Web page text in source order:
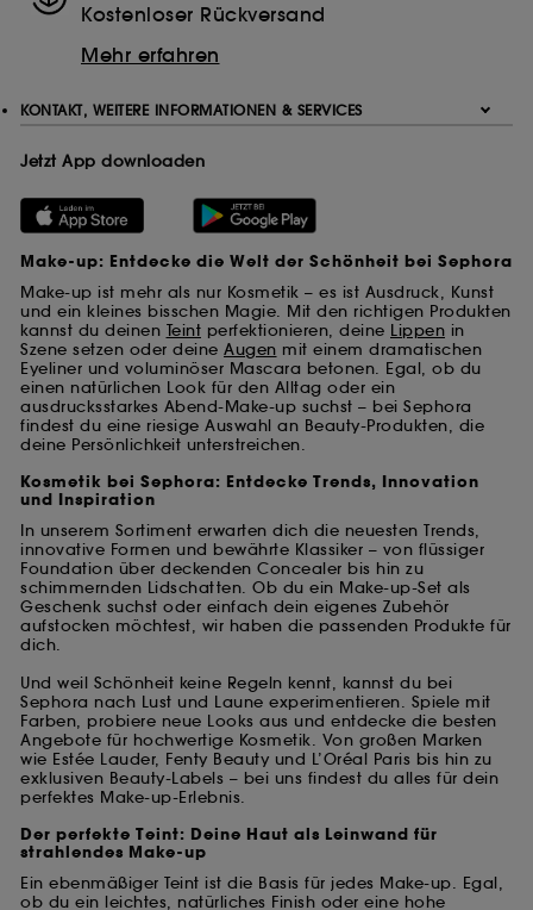
Kostenloser Rückversand
Mehr erfahren
KONTAKT, WEITERE INFORMATIONEN & SERVICES
Jetzt App downloaden
Make-up: Entdecke die Welt der Schönheit bei Sephora
Make-up ist mehr als nur Kosmetik – es ist Ausdruck, Kunst
und ein kleines bisschen Magie. Mit den richtigen Produkten
kannst du deinen Teint perfektionieren, deine Lippen in
Szene setzen oder deine Augen mit einem dramatischen
Eyeliner und voluminöser Mascara betonen. Egal, ob du
einen natürlichen Look für den Alltag oder ein
ausdrucksstarkes Abend-Make-up suchst – bei Sephora
findest du eine riesige Auswahl an Beauty-Produkten, die
deine Persönlichkeit unterstreichen.
Kosmetik bei Sephora: Entdecke Trends, Innovation
und Inspiration
In unserem Sortiment erwarten dich die neuesten Trends,
innovative Formen und bewährte Klassiker – von flüssiger
Foundation über deckenden Concealer bis hin zu
schimmernden Lidschatten. Ob du ein Make-up-Set als
Geschenk suchst oder einfach dein eigenes Zubehör
aufstocken möchtest, wir haben die passenden Produkte für
dich.
Und weil Schönheit keine Regeln kennt, kannst du bei
Sephora nach Lust und Laune experimentieren. Spiele mit
Farben, probiere neue Looks aus und entdecke die besten
Angebote für hochwertige Kosmetik. Von großen Marken
wie Estée Lauder, Fenty Beauty und L’Oréal Paris bis hin zu
exklusiven Beauty-Labels – bei uns findest du alles für dein
perfektes Make-up-Erlebnis.
Der perfekte Teint: Deine Haut als Leinwand für
strahlendes Make-up
Ein ebenmäßiger Teint ist die Basis für jedes Make-up. Egal,
ob du ein leichtes, natürliches Finish oder eine hohe
Hinterlegung und das Auslesen dieser Tracker Dein
Platzierung dieser Cookies über die Schaltfläche
"Alle akzeptieren" oder "Alle ablehnen" entscheiden.
Wenn Du weitere Informationen über die verwendeten